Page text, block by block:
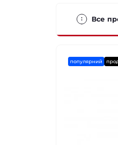
Все
популярний